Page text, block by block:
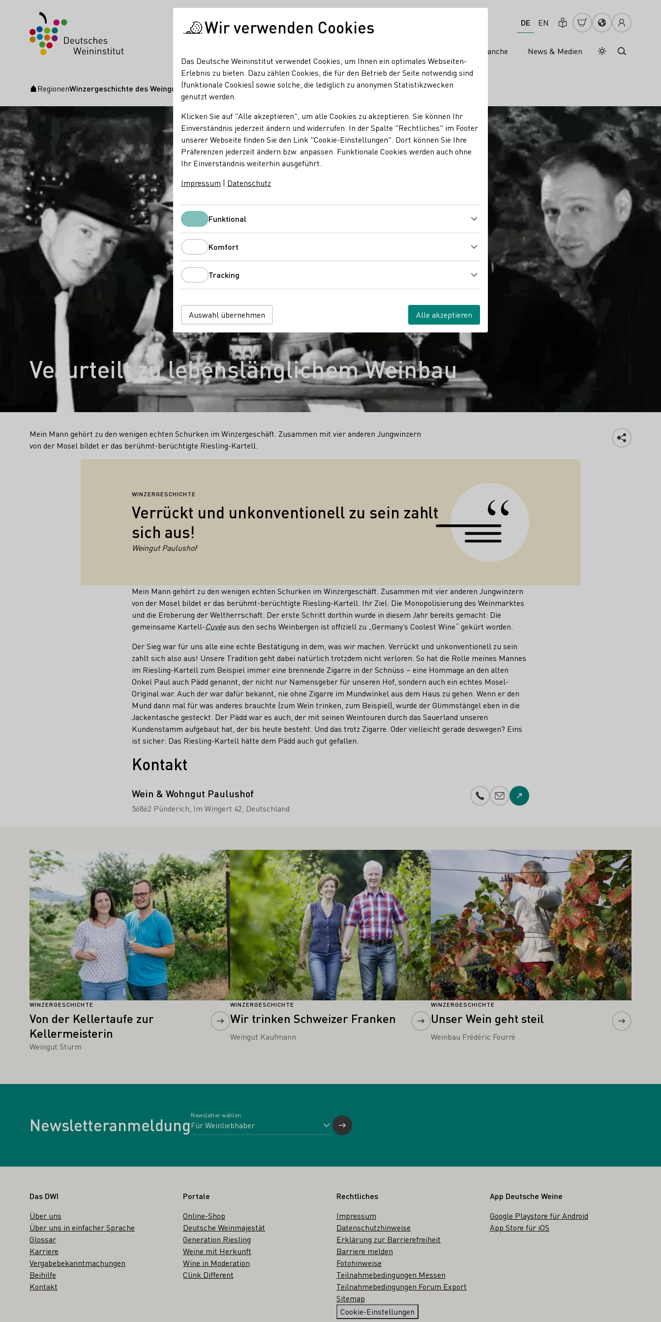
DE EN
Weinbranche News & Medien Tagesmodus
Nachtmodus
Startseite
RegionenWinzergeschichte des Weingut Paulushof
Verurteilt zu lebenslänglichem Weinbau
Mein Mann gehört zu den wenigen echten Schurken im Winzergeschäft. Zusammen mit vier anderen Jungwinzern
von der Mosel bildet er das berühmt-berüchtigte Riesling-Kartell.
WINZERGESCHICHTE
Verrückt und unkonventionell zu sein zahlt
sich aus!
Weingut Paulushof
Mein Mann gehört zu den wenigen echten Schurken im Winzergeschäft. Zusammen mit vier anderen Jungwinzern
von der Mosel bildet er das berühmt-berüchtigte Riesling-Kartell. Ihr Ziel: Die Monopolisierung des Weinmarktes
und die Eroberung der Weltherrschaft. Der erste Schritt dorthin wurde in diesem Jahr bereits gemacht: Die
gemeinsame Kartell-Cuvéeaus den sechs Weinbergen ist offiziell zu „Germany’s Coolest Wine“ gekürt worden.
Der Sieg war für uns alle eine echte Bestätigung in dem, was wir machen. Verrückt und unkonventionell zu sein
zahlt sich also aus! Unsere Tradition geht dabei natürlich trotzdem nicht verloren. So hat die Rolle meines Mannes
im Riesling-Kartell zum Beispiel immer eine brennende Zigarre in der Schnüss – eine Hommage an den alten
Onkel Paul auch Pädd genannt, der nicht nur Namensgeber für unseren Hof, sondern auch ein echtes Mosel-
Original war. Auch der war dafür bekannt, nie ohne Zigarre im Mundwinkel aus dem Haus zu gehen. Wenn er den
Mund dann mal für was anderes brauchte (zum Wein trinken, zum Beispiel), wurde der Glimmstängel eben in die
Jackentasche gesteckt. Der Pädd war es auch, der mit seinen Weintouren durch das Sauerland unseren
Kundenstamm aufgebaut hat, der bis heute besteht. Und das trotz Zigarre. Oder vielleicht gerade deswegen? Eins
ist sicher: Das Riesling-Kartell hätte dem Pädd auch gut gefallen.
Kontakt
Wein & Wohngut Paulushof
56862 Pünderich Im Wingert 42 Deutschland
Telefonnummer
E-Mail-Adresse
Zur Website
SIE AUCH INTERESSIEREN
WINZERGESCHICHTE
Von der Kellertaufe zur
Kellermeisterin
Weingut Sturm
Mehr erfahren
WINZERGESCHICHTE
Wir trinken Schweizer Franken
Weingut Kaufmann
Mehr erfahren
WINZERGESCHICHTE
Unser Wein geht steil
Weinbau Frédéric Fourré
Mehr erfahren
Newsletteranmeldung
Newsletter wählen
Fußbereich
Das DWI
Über uns
Über uns in einfacher Sprache
Glossar
Karriere
Vergabebekanntmachungen
Beihilfe
Kontakt
Portale
Online-Shop
Deutsche Weinmajestät
Generation Riesling
Weine mit Herkunft
Wine in Moderation
Clink Different
Rechtliches
Impressum
Datenschutzhinweise
Erklärung zur Barrierefreiheit
Barriere melden
Fotohinweise
Teilnahmebedingungen Messen
Teilnahmebedingungen Forum Export
Sitemap
Cookie-Einstellungen
Wir verwenden Cookies
Das Deutsche Weininstitut verwendet Cookies, um Ihnen ein optimales Webseiten-
Erlebnis zu bieten. Dazu zählen Cookies, die für den Betrieb der Seite notwendig sind
(funktionale Cookies) sowie solche, die lediglich zu anonymen Statistikzwecken
genutzt werden.
Klicken Sie auf "Alle akzeptieren", um alle Cookies zu akzeptieren. Sie können Ihr
Einverständnis jederzeit ändern und widerrufen. In der Spalte "Rechtliches" im Footer
unserer Webseite finden Sie den Link "Cookie-Einstellungen". Dort können Sie Ihre
Präferenzen jederzeit ändern bzw. anpassen. Funktionale Cookies werden auch ohne
Ihr Einverständnis weiterhin ausgeführt.
Impressum | Datenschutz
FunktionalFunktional
Komfort
Tracking
Auswahl übernehmen Alle akzeptieren
App Deutsche Weine
Google Playstore für Android
App Store für iOS